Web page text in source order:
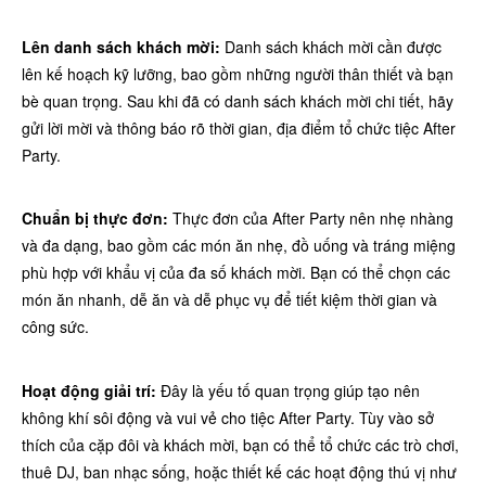
Lên danh sách khách mời: Danh sách khách mời cần được
lên kế hoạch kỹ lưỡng, bao gồm những người thân thiết và bạn
bè quan trọng. Sau khi đã có danh sách khách mời chi tiết, hãy
gửi lời mời và thông báo rõ thời gian, địa điểm tổ chức tiệc After
Party.
Chuẩn bị thực đơn: Thực đơn của After Party nên nhẹ nhàng
và đa dạng, bao gồm các món ăn nhẹ, đồ uống và tráng miệng
phù hợp với khẩu vị của đa số khách mời. Bạn có thể chọn các
món ăn nhanh, dễ ăn và dễ phục vụ để tiết kiệm thời gian và
công sức.
Hoạt động giải trí: Đây là yếu tố quan trọng giúp tạo nên
không khí sôi động và vui vẻ cho tiệc After Party. Tùy vào sở
thích của cặp đôi và khách mời, bạn có thể tổ chức các trò chơi,
thuê DJ, ban nhạc sống, hoặc thiết kế các hoạt động thú vị như